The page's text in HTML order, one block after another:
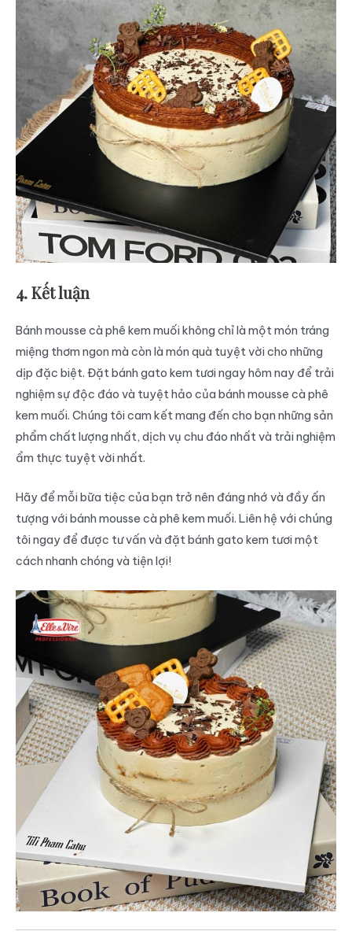
4. Kết luận
Bánh mousse cà phê kem muối không chỉ là một món tráng
miệng thơm ngon mà còn là món quà tuyệt vời cho những
dịp đặc biệt. Đặt bánh gato kem tươi ngay hôm nay để trải
nghiệm sự độc đáo và tuyệt hảo của bánh mousse cà phê
kem muối. Chúng tôi cam kết mang đến cho bạn những sản
phẩm chất lượng nhất, dịch vụ chu đáo nhất và trải nghiệm
ẩm thực tuyệt vời nhất.
Hãy để mỗi bữa tiệc của bạn trở nên đáng nhớ và đầy ấn
tượng với bánh mousse cà phê kem muối. Liên hệ với chúng
tôi ngay để được tư vấn và đặt bánh gato kem tươi một
cách nhanh chóng và tiện lợi!